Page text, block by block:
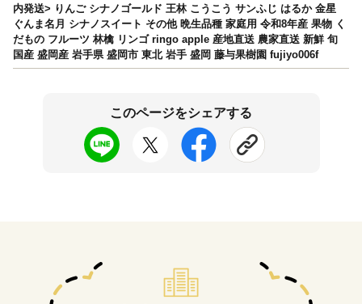
内発送> りんご シナノゴールド 王林 こうこう サンふじ はるか 金星
ぐんま名月 シナノスイート その他 晩生品種 家庭用 令和8年産 果物 く
だもの フルーツ 林檎 リンゴ ringo apple 産地直送 農家直送 新鮮 旬
国産 盛岡産 岩手県 盛岡市 東北 岩手 盛岡 藤与果樹園 fujiyo006f
このページをシェアする